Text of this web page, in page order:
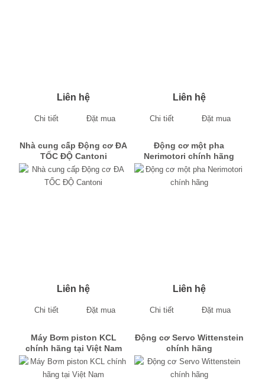
Liên hệ
Chi tiết Đặt mua
Liên hệ
Chi tiết Đặt mua
Nhà cung cấp Động cơ ĐA
TỐC ĐỘ Cantoni
Liên hệ
Chi tiết Đặt mua
Động cơ một pha
Nerimotori chính hãng
Liên hệ
Chi tiết Đặt mua
Máy Bơm piston KCL
chính hãng tại Việt Nam
Động cơ Servo Wittenstein
chính hãng